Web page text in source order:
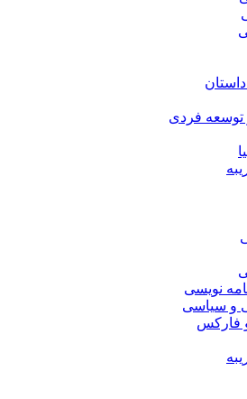
توسعه فردی
نویسی
و سیاسی
فارکس